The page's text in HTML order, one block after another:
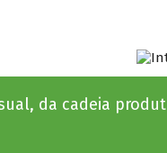
da cadeia